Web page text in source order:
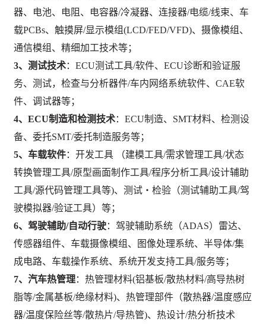
器、电池、电阻、电容器/冷凝器、连接器/电缆/线束、车
载PCBs、触摸屏/显示模组(LCD/FED/VFD)、摄像模组、
通信模组、精细加工技术等；
3、测试技术： ECU测试工具/软件、ECU诊断和验证服
务、测试，检查与分析器件/车内网络系统软件、CAE软
件、调试器等；
4、ECU制造和检测技术： ECU制造、SMT材料、检测设
备、委托SMT/委托制造服务等；
5、车载软件：开发工具 （建模工具/需求管理工具/状态
转换管理工具/原型画面制作工具/程序分析工具/设计辅助
工具/源代码管理工具等)、测试・检验（测试辅助工具/驾
驶模拟器/验证工具）等；
6、驾驶辅助/自动行驶：驾驶辅助系统（ADAS）雷达、
传感器组件、车载摄像模组、图像处理系统、半导体/集
成电路、车载操作系统、系统开发支持工具/服务等；
7、汽车热管理：热管理材料(铝基板/散热材料/高导热树
脂等/金属基板/绝缘材料)、热管理部件（散热器/温度感应
器/温度保险丝等/散热片/导热管)、热设计/热分析技术